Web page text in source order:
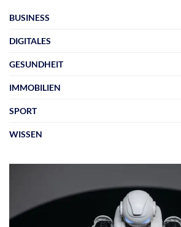
BUSINESS
DIGITALES
GESUNDHEIT
IMMOBILIEN
SPORT
WISSEN